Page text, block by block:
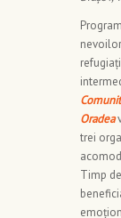
Oradea
trei
Timp